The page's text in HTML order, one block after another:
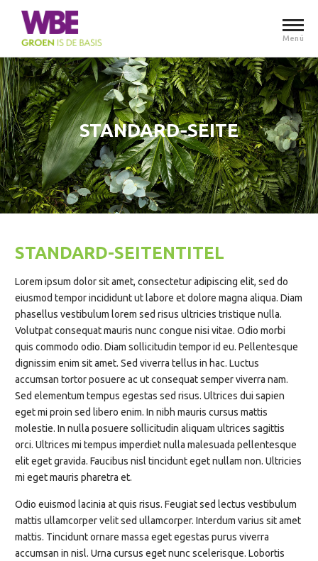
Menü
STANDARD-SEITE
STANDARD-SEITENTITEL
Lorem ipsum dolor sit amet, consectetur adipiscing elit, sed do
eiusmod tempor incididunt ut labore et dolore magna aliqua. Diam
phasellus vestibulum lorem sed risus ultricies tristique nulla.
Volutpat consequat mauris nunc congue nisi vitae. Odio morbi
quis commodo odio. Diam sollicitudin tempor id eu. Pellentesque
dignissim enim sit amet. Sed viverra tellus in hac. Luctus
accumsan tortor posuere ac ut consequat semper viverra nam.
Sed elementum tempus egestas sed risus. Ultrices dui sapien
eget mi proin sed libero enim. In nibh mauris cursus mattis
molestie. In nulla posuere sollicitudin aliquam ultrices sagittis
orci. Ultrices mi tempus imperdiet nulla malesuada pellentesque
elit eget gravida. Faucibus nisl tincidunt eget nullam non. Ultricies
mi eget mauris pharetra et.
Odio euismod lacinia at quis risus. Feugiat sed lectus vestibulum
mattis ullamcorper velit sed ullamcorper. Interdum varius sit amet
mattis. Tincidunt ornare massa eget egestas purus viverra
accumsan in nisl. Urna cursus eget nunc scelerisque. Lobortis